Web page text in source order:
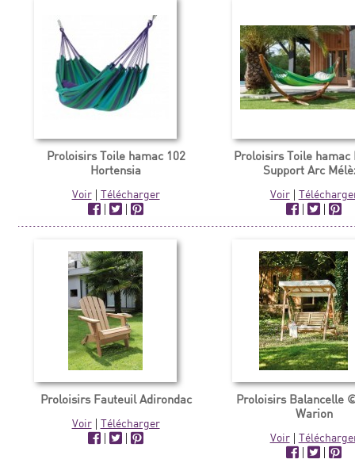
Proloisirs Toile hamac 102
Hortensia
Voir| Télécharger
|
|
Proloisirs Toile hamac
Support Arc
Voir|
|
|
Proloisirs Fauteuil Adirondac
Voir| Télécharger
|
|
Proloisirs Balancelle
Warion
Voir|
|
|